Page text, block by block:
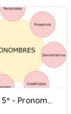
LENGUA 5º - Pronombres